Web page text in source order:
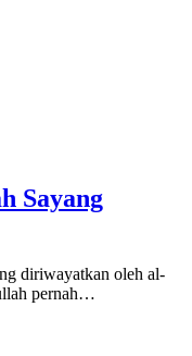
Sayang
diriwayatkan oleh al-
pernah…